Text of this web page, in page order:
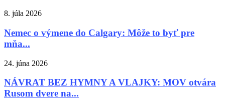
8. júla 2026
Nemec o výmene do Calgary: Môže to byť pre
mňa...
24. júna 2026
NÁVRAT BEZ HYMNY A VLAJKY: MOV otvára
Rusom dvere na...